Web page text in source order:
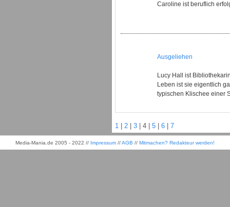
Caroline ist beruflich
Ausgeliehen
Lucy Hall ist
Leben ist sie eigentlich
typischen Klischee einer
1 2 3 4 5 6 7
Media-Mania.de 2005 - 2022 // Impressum //AGB // Mitmachen? Redakteur werden!